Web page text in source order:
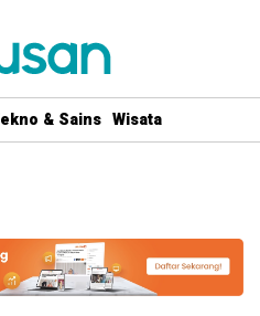
{ display: none } .totalpembaca {
& Sains Wisata